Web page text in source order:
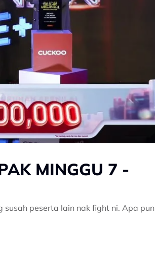
MINGGU 7 -
susah peserta lain nak fight ni. Apa pun